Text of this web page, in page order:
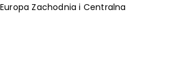
Zachodnia i Centralna